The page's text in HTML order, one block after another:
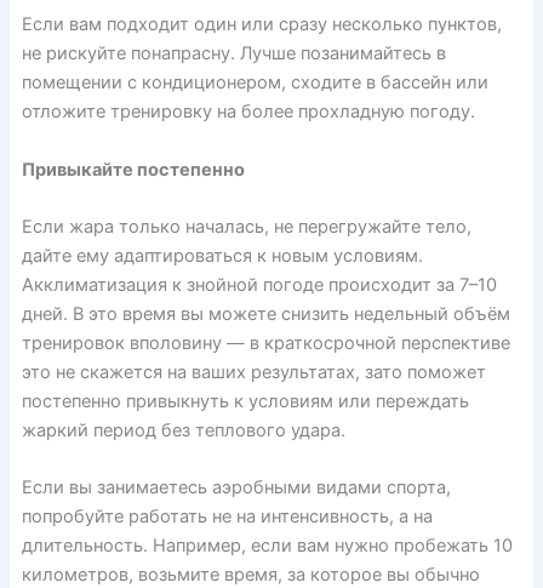
Если вам подходит один или сразу несколько пунктов,
не рискуйте понапрасну. Лучше позанимайтесь в
помещении с кондиционером, сходите в бассейн или
отложите тренировку на более прохладную погоду.
Привыкайте постепенно
Если жара только началась, не перегружайте тело,
дайте ему адаптироваться к новым условиям.
Акклиматизация к знойной погоде происходит за 7–10
дней. В это время вы можете снизить недельный объём
тренировок вполовину — в краткосрочной перспективе
это не скажется на ваших результатах, зато поможет
постепенно привыкнуть к условиям или переждать
жаркий период без теплового удара.
Если вы занимаетесь аэробными видами спорта,
попробуйте работать не на интенсивность, а на
длительность. Например, если вам нужно пробежать 10
километров, возьмите время, за которое вы обычно